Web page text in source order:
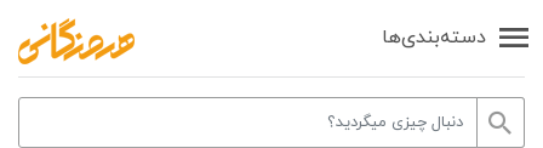
دسته‌بندی‌ها